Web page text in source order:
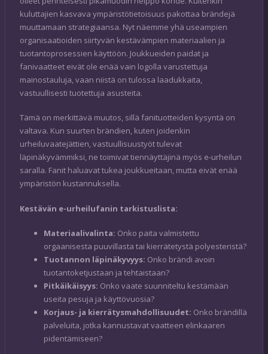
kuluttajien kasvava ympäristötietoisuus pakottaa brändejä
muuttamaan strategiaansa. Nyt näemme yhä useampien
organisaatioiden siirtyvän kestävämpien materiaalien ja
tuotantoprosessien käyttöön. Joukkueiden paidat ja
fanivaatteet eivät ole enää vain logolla varustettuja
mainostauluja, vaan niistä on tulossa laadukkaita,
vastuullisesti tuotettuja asusteita.
Tämä on merkittävä muutos, sillä fanituotteiden kysyntä on
valtava. Kun suurten brändien, kuten joidenkin
urheiluvaatejättien, vastuullisuustyöt tulevat
läpinäkyvämmiksi, ne toimivat tiennäyttäjinä myös e-urheilun
saralla. Fanit haluavat tukea joukkueitaan, mutta eivät enää
ympäristön kustannuksella.
Kestävän e-urheilufanin tarkistuslista:
Materiaalivalinta: Onko paita valmistettu
orgaanisesta puuvillasta tai kierrätetystä polyesteristä?
Tuotannon läpinäkyvyys: Onko brändi avoin
tuotantoketjustaan ja tehtaistaan?
Pitkäikäisyys: Onko vaate suunniteltu kestämään
useita pesuja ja käyttövuosia?
Korjaus- ja kierrätysmahdollisuudet: Onko brändillä
palveluita, jotka kannustavat vaatteen elinkaaren
pidentämiseen?